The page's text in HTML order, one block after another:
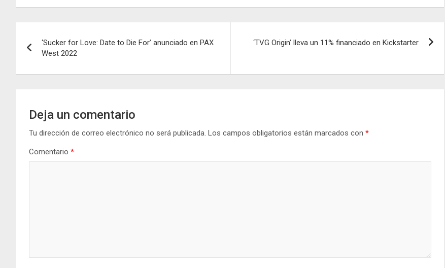
de
entradas
‘Sucker for Love: Date to Die For’ anunciado en PAX
West 2022
‘TVG Origin’ lleva un 11% financiado en Kickstarter
Deja un comentario
Tu dirección de correo electrónico no será publicada. Los campos obligatorios están marcados con *
Comentario *